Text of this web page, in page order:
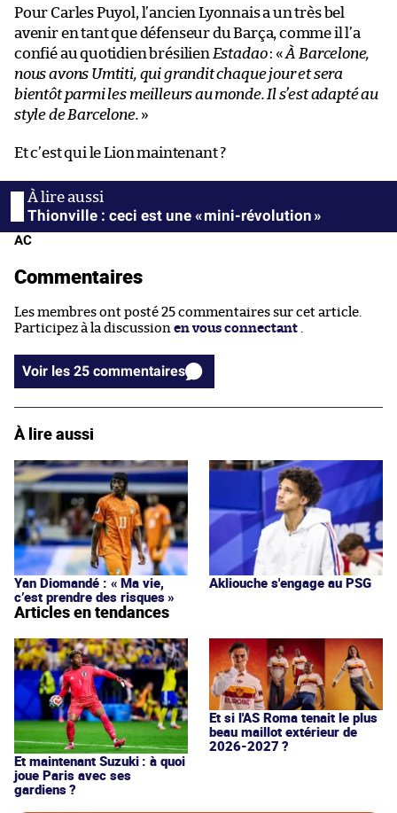
Pour Carles Puyol, l’ancien Lyonnais a un très bel
avenir en tant que défenseur du Barça, comme il l’a
confié au quotidien brésilien Estadao: «À Barcelone,
nous avons Umtiti, qui grandit chaque jour et sera
bientôt parmi les meilleurs au monde. Il s’est adapté au
style de Barcelone. »
Et c’est qui le Lion maintenant ?
Thionville : ceci est une « mini-révolution »
AC
Commentaires
Les membres ont posté 25 commentaires sur cet article.
Participez à la discussion en vous connectant
Voir les 25 commentaires
À lire aussi
Yan Diomandé : « Ma vie,
c’est prendre des risques »
Akliouche s'engage au PSG
Articles en tendances
Et maintenant Suzuki : à quoi
joue Paris avec ses
gardiens ?
Et si l'AS Roma tenait le plus
beau maillot extérieur de
2026-2027 ?